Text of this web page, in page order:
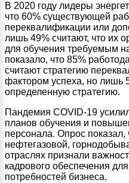
В 2020 году лидеры
что 60% существующей
переквалификации или
лишь 49% считают, что их
для обучения требуемым
показало, что 85%
считают стратегию
фактором успеха, но лишь
определенную стратегию.
Пандемия COVID-19
планов обучения и
персонала. Опрос показал,
нефтегазовой,
отраслях признали
кадрового обеспечения
потребностей бизнеса.